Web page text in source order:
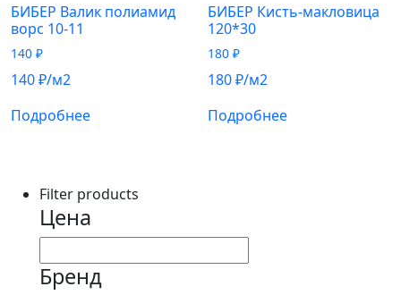
БИБЕР Валик полиамид
ворс 10-11
140 ₽
140₽/м2
Подробнее
БИБЕР Кисть-макловица
120*30
180₽
180₽/м2
Подробнее
Filter products
Цена
Бренд